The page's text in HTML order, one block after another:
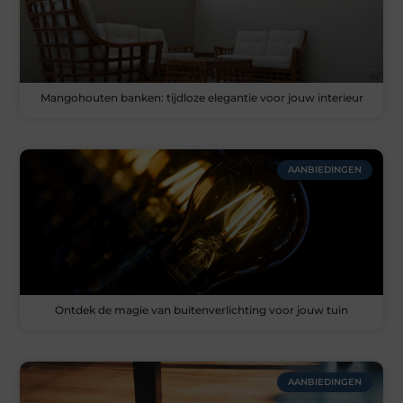
Mangohouten banken: tijdloze elegantie voor jouw interieur
AANBIEDINGEN
Ontdek de magie van buitenverlichting voor jouw tuin
AANBIEDINGEN